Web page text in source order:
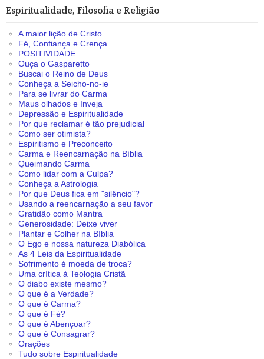
Espiritualidade, Filosofia e Religião
A maior lição de Cristo
Fé, Confiança e Crença
POSITIVIDADE
Ouça o Gasparetto
Buscai o Reino de Deus
Conheça a Seicho-no-ie
Para se livrar do Carma
Maus olhados e Inveja
Depressão e Espiritualidade
Por que reclamar é tão prejudicial
Como ser otimista?
Espiritismo e Preconceito
Carma e Reencarnação na Bíblia
Queimando Carma
Como lidar com a Culpa?
Conheça a Astrologia
Por que Deus fica em "silêncio"?
Usando a reencarnação a seu favor
Gratidão como Mantra
Generosidade: Deixe viver
Plantar e Colher na Bíblia
O Ego e nossa natureza Diabólica
As 4 Leis da Espiritualidade
Sofrimento é moeda de troca?
Uma crítica à Teologia Cristã
O diabo existe mesmo?
O que é a Verdade?
O que é Carma?
O que é Fé?
O que é Abençoar?
O que é Consagrar?
Orações
Tudo sobre Espiritualidade